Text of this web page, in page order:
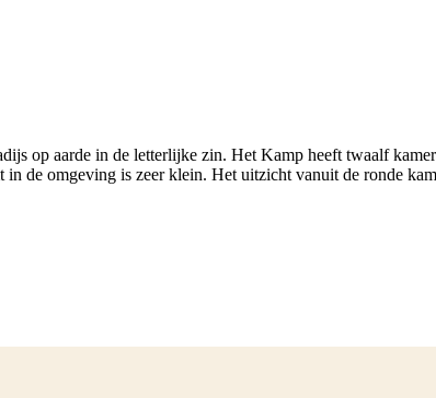
op aarde in de letterlijke zin. Het Kamp heeft twaalf
de omgeving is zeer klein. Het uitzicht vanuit de ronde